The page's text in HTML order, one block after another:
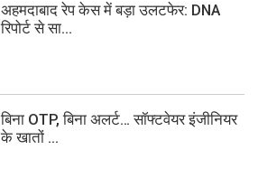
अहमदाबाद रेप केस में बड़ा उलटफेर: DNA
रिपोर्ट से सा...
बिना OTP, बिना अलर्ट… सॉफ्टवेयर इंजीनियर
के खातों ...